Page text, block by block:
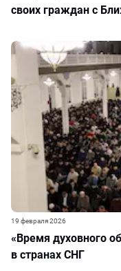
своих граждан с
«Время духовного
в странах СНГ
19 февраля 2026